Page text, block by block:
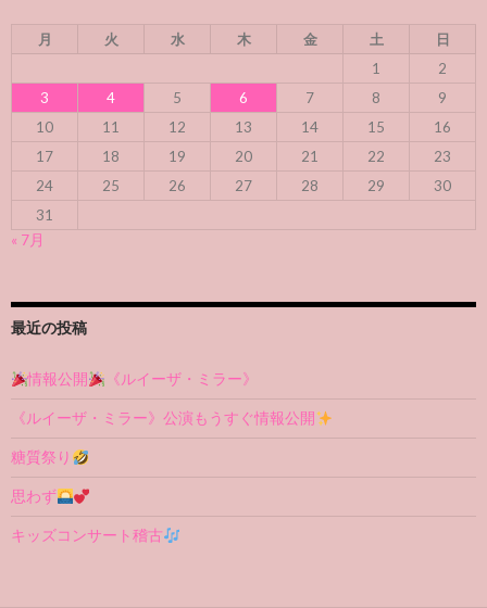
月 火 水 木 金 土
日
1
2
3
4 5 6 7 8
9
10
11 12 13 14 15
16
17
18 19 20 21 22
23
24
25 26 27 28 29
30
31
« 7月
最近の投稿
情報公開 《ルイーザ・ミラー》
《ルイーザ・ミラー》公演もうすぐ情報公開
糖質祭り
思わず
キッズコンサート稽古